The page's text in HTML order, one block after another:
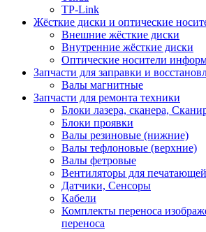
TP-Link
Жёсткие диски и оптические
Внешние жёсткие диски
Внутренние жёсткие диски
Оптические носители
Запчасти для заправки и
Валы магнитные
Запчасти для ремонта техники
Блоки лазера, сканера,
Блоки проявки
Валы резиновые (нижние)
Валы тефлоновые (верхние)
Валы фетровые
Вентиляторы для
Датчики, Сенсоры
Кабели
Комплекты переноса
переноса